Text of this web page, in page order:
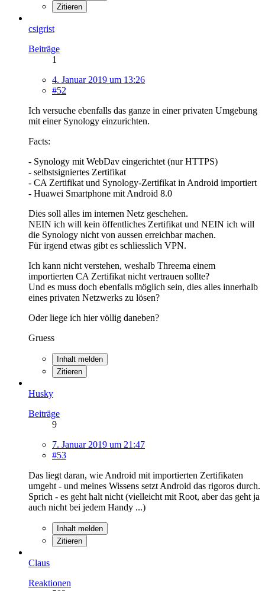
Zitieren
csigrist
Beiträge
1
4. Januar 2019 um 13:26
#52
Ich versuche ebenfalls das ganze in einer privaten Umgebung
mit einer Synology einzurichten.
Facts:
- Synology mit WebDav eingerichtet (nur HTTPS)
- selbstsigniertes Zertifikat
- CA Zertifikat und Synology-Zertifikat in Android importiert
- Huawei Smartphone mit Android 8.0
Dies soll alles im internen Netz geschehen.
NEIN ich will kein öffentliches Zertifikat und NEIN ich will
die Synology nicht von aussen erreichbar machen.
Für irgend etwas gibt es schliesslich VPN.
Ich kann nicht verstehen, weshalb Threema einem
importierten CA Zertifikat nicht vertrauen sollte?
Und es muss doch ebenfalls möglich sein, dies alles innerhalb
eines privaten Netzwerks zu lösen?
Oder liege ich hier völlig daneben?
Gruess
Inhalt melden
Zitieren
Husky
Beiträge
9
7. Januar 2019 um 21:47
#53
Das liegt daran, wie Android mit importierten Zertifikaten
umgeht - und meines Wissens setzt Android das rigoros durch.
Sprich - es geht halt nicht (vielleicht mit Root, aber das geht ja
auch nicht bei jedem Handy ...)
Inhalt melden
Zitieren
Claus
Reaktionen